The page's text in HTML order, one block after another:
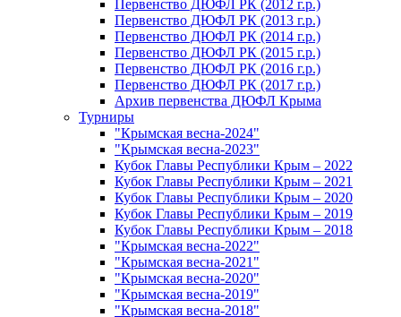
Первенство ДЮФЛ РК (2012 г.р.)
Первенство ДЮФЛ РК (2013 г.р.)
Первенство ДЮФЛ РК (2014 г.р.)
Первенство ДЮФЛ РК (2015 г.р.)
Первенство ДЮФЛ РК (2016 г.р.)
Первенство ДЮФЛ РК (2017 г.р.)
Архив первенства ДЮФЛ Крыма
Турниры
"Крымская весна-2024"
"Крымская весна-2023"
Кубок Главы Республики Крым – 2022
Кубок Главы Республики Крым – 2021
Кубок Главы Республики Крым – 2020
Кубок Главы Республики Крым – 2019
Кубок Главы Республики Крым – 2018
"Крымская весна-2022"
"Крымская весна-2021"
"Крымская весна-2020"
"Крымская весна-2019"
"Крымская весна-2018"